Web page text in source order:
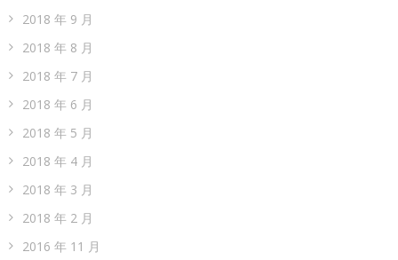
2018 年 9 月
2018 年 8 月
2018 年 7 月
2018 年 6 月
2018 年 5 月
2018 年 4 月
2018 年 3 月
2018 年 2 月
2016 年 11 月